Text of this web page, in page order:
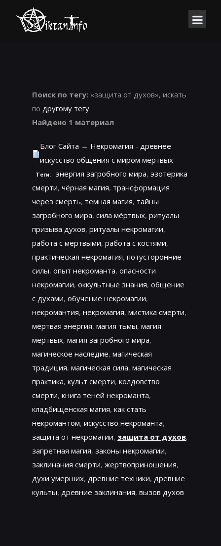
Поиск по тегу: «защита от духов», искать
по другому тегу
Найдено 1 материал
Блог Сайта → Некромагия - древнее
искусство общения с миром мёртвых
Теги: энергия загробного мира, эзотерика
смерти, чёрная магия, трансформация
через смерть, темная магия, тайны
загробного мира, сила мёртвых, ритуалы
призыва духов, ритуалы некромагии,
работа с мёртвыми, работа с костями,
практическая некромагия, потусторонние
силы, опыт некроманта, опасности
некромагии, оккультные знания, общение
с духами, обучение некромагии,
некромантия, некромагия, мистика смерти,
мёртвая энергия, магия тьмы, магия
мёртвых, магия загробного мира,
магическое наследие, магическая
традиция, магическая сила, магическая
практика, культ смерти, колдовство
смерти, книга теней некроманта,
кладбищенская магия, как стать
некромантом, искусство некроманта,
защита от некромагии, защита от духов,
запретная магия, законы некромагии,
заклинания смерти, жертвоприношения,
духи умерших, древние техники, древние
культы, древние заклинания, вызов духов